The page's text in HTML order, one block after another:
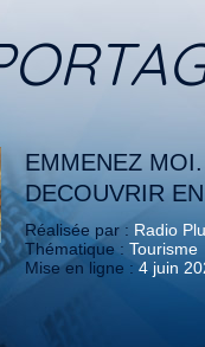
EMMENEZ
DECOUVRIR
Réalisée par : Radio
Thématique : Tourisme
Mise en ligne : 4 juin